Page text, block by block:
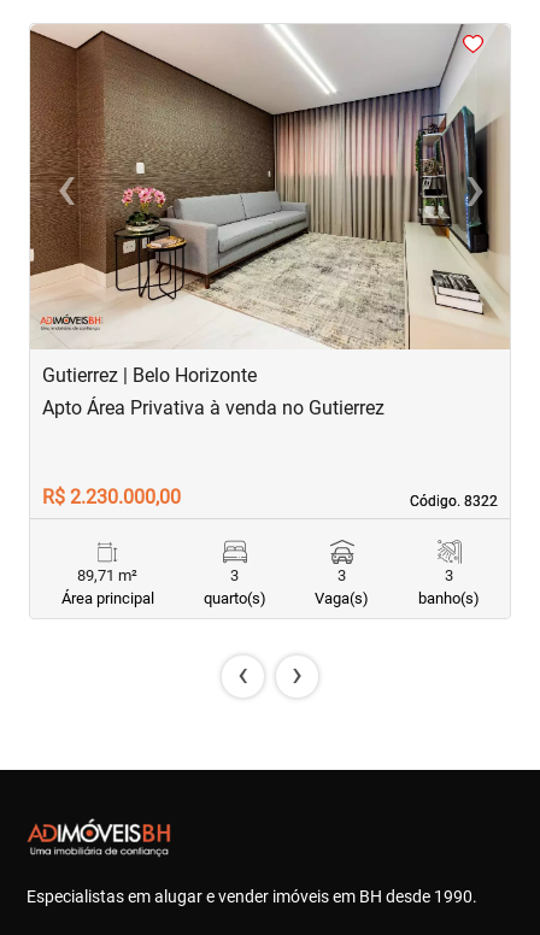
<<< <
‹Previous ›Next
Gutierrez | Belo Horizonte
Código. 8322
Código. 8322
Apto Área Privativa à venda no Gutierrez
R$ 2.230.000,00
89,71 m²
Área principal
3
quarto(s)
3
Vaga(s)
3
banho(s)
‹ ›
Especialistas em alugar e vender imóveis em BH desde 1990.